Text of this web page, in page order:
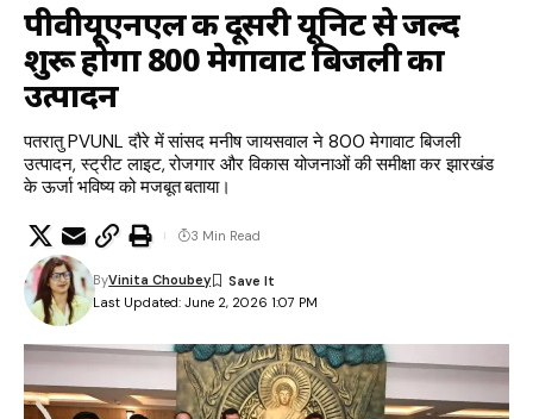
पीवीयूएनएल की दूसरी यूनिट से जल्द
शुरू होगा 800 मेगावाट बिजली का
उत्पादन
पतरातु PVUNL दौरे में सांसद मनीष जायसवाल ने 800 मेगावाट बिजली
उत्पादन, स्ट्रीट लाइट, रोजगार और विकास योजनाओं की समीक्षा कर झारखंड
के ऊर्जा भविष्य को मजबूत बताया।
Last Updated: June 2, 2026 1:07 PM
ByVinita Choubey
3 Min Read